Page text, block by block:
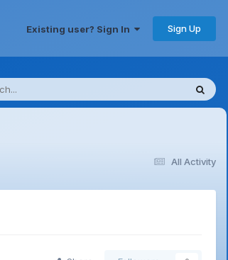
Existing user? Sign In Sign Up
All Activity